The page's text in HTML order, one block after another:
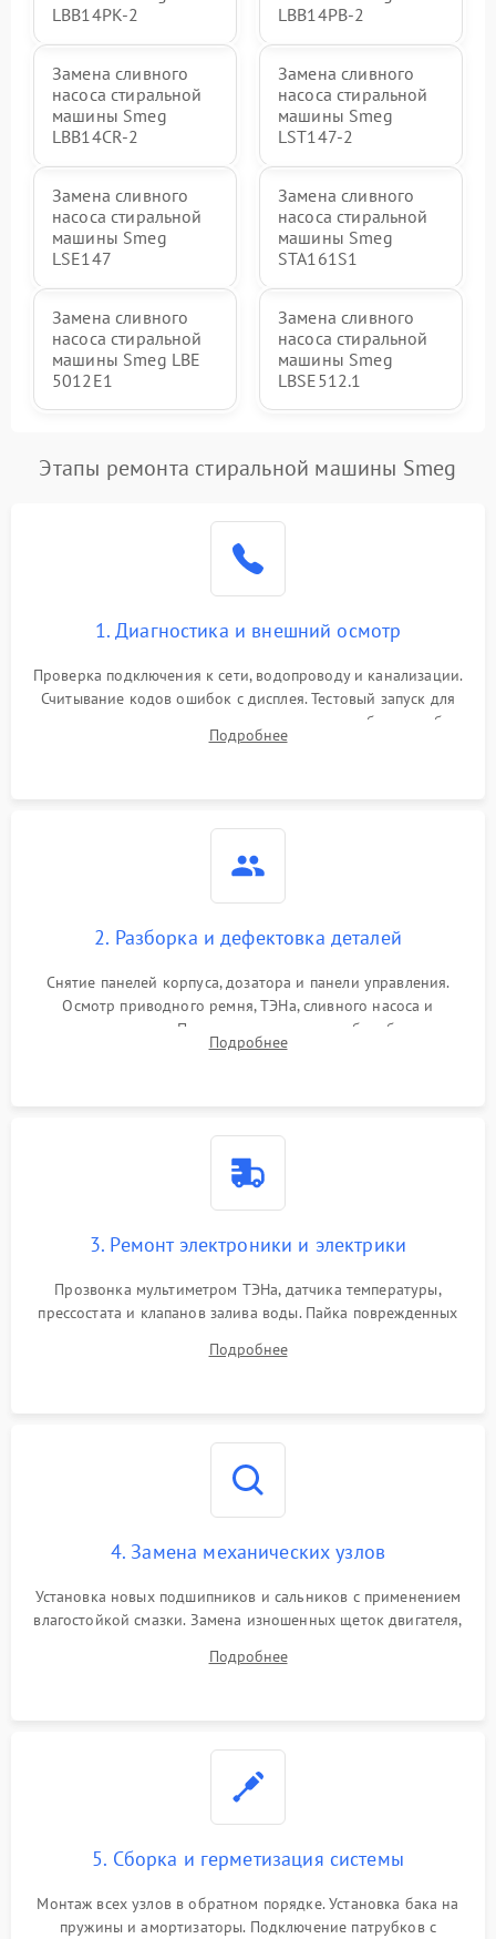
LBB14PK-2
LBB14PB-2
Замена сливного
насоса стиральной
машины Smeg
LBB14CR-2
Замена сливного
насоса стиральной
машины Smeg
LST147-2
Замена сливного
насоса стиральной
машины Smeg
LSE147
Замена сливного
насоса стиральной
машины Smeg
STA161S1
Замена сливного
насоса стиральной
машины Smeg LBE
5012E1
Замена сливного
насоса стиральной
машины Smeg
LBSE512.1
Этапы ремонта стиральной машины Smeg
1. Диагностика и внешний осмотр
Проверка подключения к сети, водопроводу и канализации.
Считывание кодов ошибок с дисплея. Тестовый запуск для
выявления посторонних шумов, протечек или сбоев в работе
электронного модуля управления.
Подробнее
2. Разборка и дефектовка деталей
Снятие панелей корпуса, дозатора и панели управления.
Осмотр приводного ремня, ТЭНа, сливного насоса и
амортизаторов. Проверка подшипников барабана и
крестовины на износ, а манжеты люка на разрывы.
Подробнее
3. Ремонт электроники и электрики
Прозвонка мультиметром ТЭНа, датчика температуры,
прессостата и клапанов залива воды. Пайка поврежденных
Восстановление целостности проводки и контактов.
Подробнее
4. Замена механических узлов
Установка новых подшипников и сальников с применением
влагостойкой смазки. Замена изношенных щеток двигателя,
или поврежденной резиновой манжеты.
Подробнее
5. Сборка и герметизация системы
Монтаж всех узлов в обратном порядке. Установка бака на
пружины и амортизаторы. Подключение патрубков с